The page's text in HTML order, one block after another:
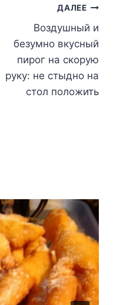
ДАЛЕЕ
Воздушный и
безумно вкусный
пирог на скорую
руку: не стыдно на
стол положить